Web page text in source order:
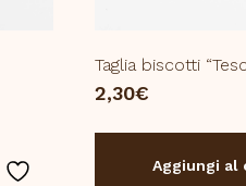
Taglia biscotti
2,30€
Aggiungi al